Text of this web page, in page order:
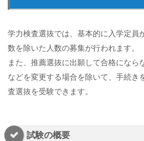
学力検査選抜では、基本的に入学定員
数を除いた人数の募集が行われます。
また、推薦選抜に出願して合格になら
などを変更する場合を除いて、手続き
査選抜を受験できます。
試験の概要